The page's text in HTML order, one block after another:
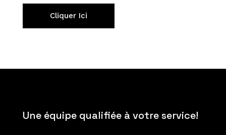
Cliquer Ici
Une équipe qualifiée à votre service!